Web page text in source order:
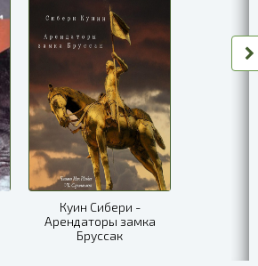
Куин Сибери -
Арендаторы замка
Бруссак